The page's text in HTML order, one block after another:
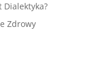
Dialektyka?
Zdrowy